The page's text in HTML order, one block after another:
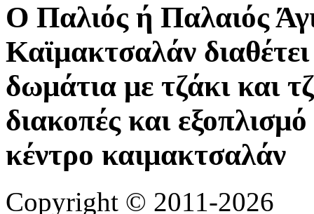
Ο Παλιός ή Παλαιός
Καϊμακτσαλάν
δωμάτια με τζάκι και
διακοπές και
κέντρο καιμακτσαλάν
Copyright © 2011-2026